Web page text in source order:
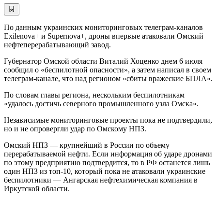
По данным украинских мониторинговых телеграм-каналов
Exilenova+ и Supernova+, дроны впервые атаковали Омский
нефтеперерабатывающий завод.
Губернатор Омской области Виталий Хоценко днем 6 июля
сообщил о «беспилотной опасности», а затем написал в своем
телеграм-канале, что над регионом «сбиты вражеские БПЛА».
По словам главы региона, нескольким беспилотникам
«удалось достичь северного промышленного узла Омска».
Независимые мониторинговые проекты пока не подтвердили,
но и не опровергли удар по Омскому НПЗ.
Омский НПЗ — крупнейший в России по объему
перерабатываемой нефти. Если информация об ударе дронами
по этому предприятию подтвердится, то в РФ останется лишь
один НПЗ из топ-10, который пока не атаковали украинские
беспилотники — Ангарская нефтехимическая компания в
Иркутской области.